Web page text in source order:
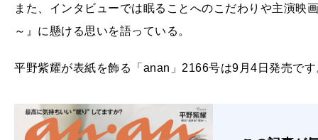
また、インタビューでは眠ることへのこだわりや主演映
～』に懸ける思いを語っている。
平野紫耀が表紙を飾る「anan」2166号は9月4日発売です